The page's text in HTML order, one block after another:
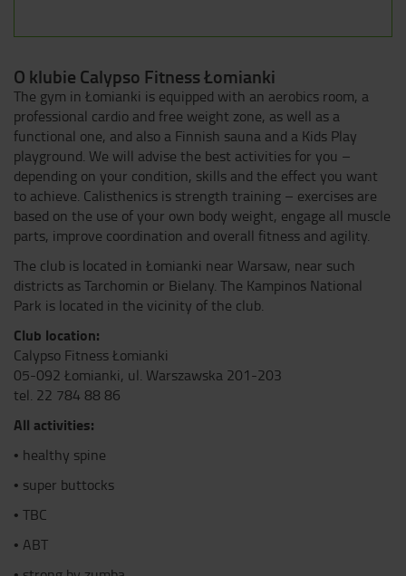
O klubie Calypso Fitness Łomianki
The gym in Łomianki is equipped with an aerobics room, a
professional cardio and free weight zone, as well as a
functional one, and also a Finnish sauna and a Kids Play
playground. We will advise the best activities for you –
depending on your condition, skills and the effect you want
to achieve. Calisthenics is strength training – exercises are
based on the use of your own body weight, engage all muscle
parts, improve coordination and overall fitness and agility.
The club is located in Łomianki near Warsaw, near such
districts as Tarchomin or Bielany. The Kampinos National
Park is located in the vicinity of the club.
Club location:
Calypso Fitness Łomianki
05-092 Łomianki, ul. Warszawska 201-203
tel. 22 784 88 86
All activities:
• healthy spine
• super buttocks
• TBC
• ABT